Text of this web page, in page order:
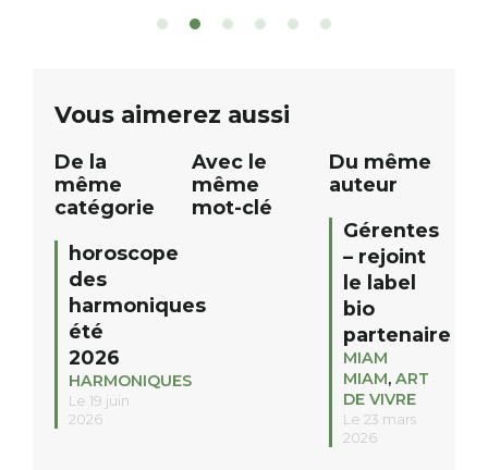
sont à gagner, sélectionnés auprès
12h à […]
Vous aimerez aussi
De la
même
catégorie
horoscope
des
harmoniques
été
2026
HARMONIQUES
Le 19 juin
2026
Avec le
même
mot-clé
Du même
auteur
Gérentes
– rejoint
le label
bio
partenaire
MIAM
MIAM, ART
DE VIVRE
Le 23 mars
2026